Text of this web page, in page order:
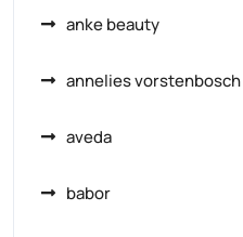
anke beauty
annelies vorstenbosch
aveda
babor